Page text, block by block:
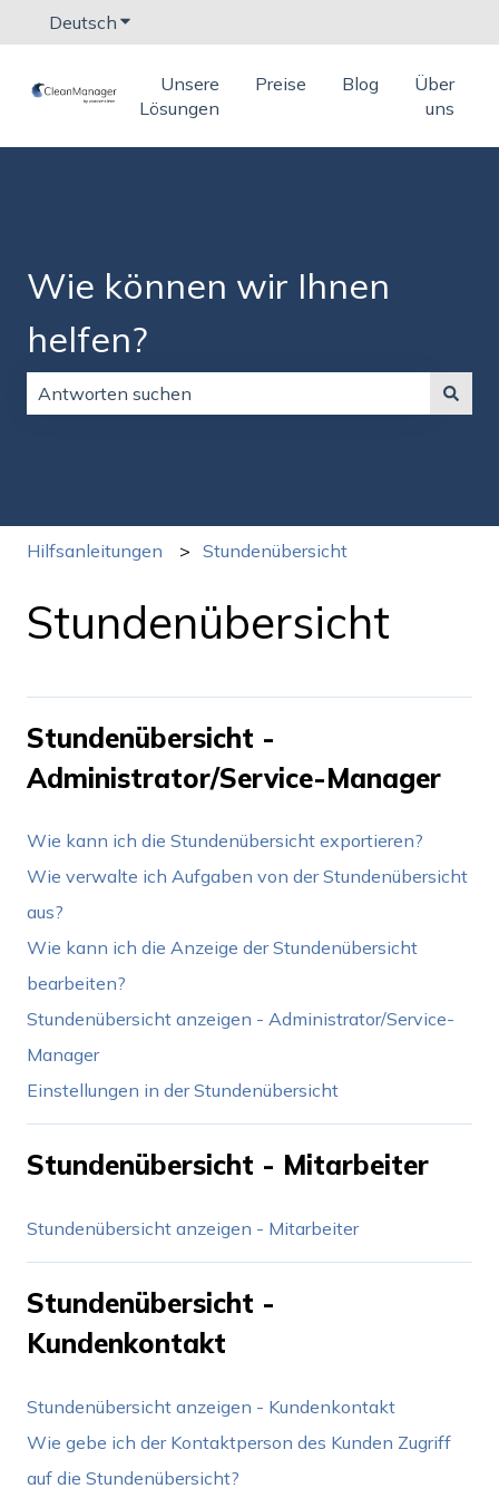
Deutsch Untermenü für Übersetzungen anzeigen
Unsere
Lösungen
Preise Blog
Über
uns
Wie können wir Ihnen
helfen?
Hilfsanleitungen Stundenübersicht
Stundenübersicht
Stundenübersicht -
Administrator/Service-Manager
Wie kann ich die Stundenübersicht exportieren?
Wie verwalte ich Aufgaben von der Stundenübersicht
aus?
Wie kann ich die Anzeige der Stundenübersicht
bearbeiten?
Stundenübersicht anzeigen - Administrator/Service-
Manager
Einstellungen in der Stundenübersicht
Stundenübersicht - Mitarbeiter
Stundenübersicht anzeigen - Mitarbeiter
Stundenübersicht -
Kundenkontakt
Stundenübersicht anzeigen - Kundenkontakt
Wie gebe ich der Kontaktperson des Kunden Zugriff
auf die Stundenübersicht?